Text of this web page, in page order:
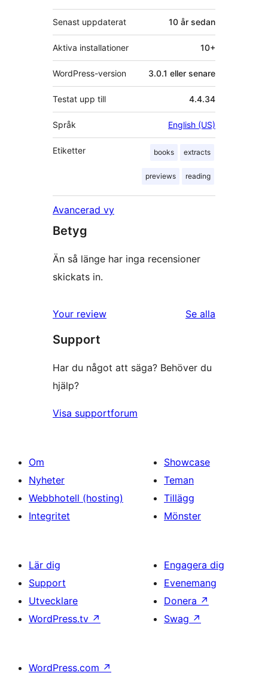
Senast uppdaterat 10 år sedan
Aktiva installationer 10+
WordPress-version 3.0.1 eller senare
Testat upp till 4.4.34
Språk English (US)
Etiketter books extracts
previews reading
Avancerad vy
Betyg
Än så länge har inga recensioner
skickats in.
Your review Se alla
Support
Har du något att säga? Behöver du
hjälp?
Visa supportforum
Om
Nyheter
Webbhotell (hosting)
Integritet
Showcase
Teman
Tillägg
Mönster
Lär dig
Support
Utvecklare
WordPress.tv ↗
Engagera dig
Evenemang
Donera ↗
Swag ↗
WordPress.com ↗